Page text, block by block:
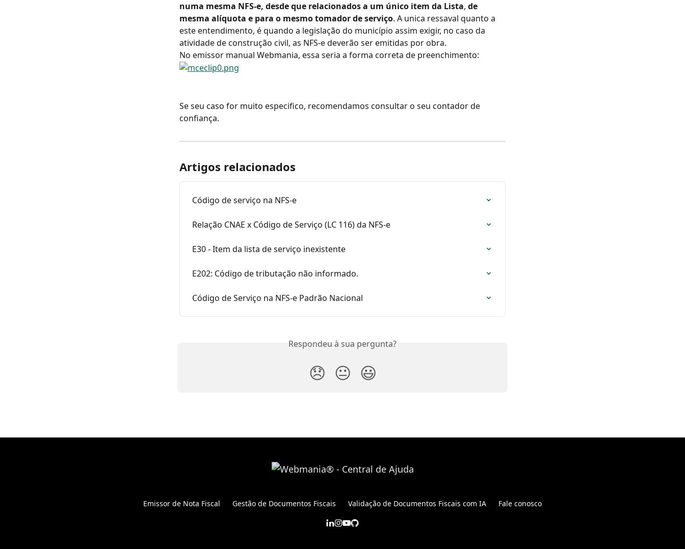
numa mesma NFS-e, desde que relacionados a um único item da Lista, de
mesma alíquota e para o mesmo tomador de serviço. A unica ressaval quanto a
este entendimento, é quando a legislação do município assim exigir, no caso da
atividade de construção civil, as NFS-e deverão ser emitidas por obra.
No emissor manual Webmania, essa seria a forma correta de preenchimento:
Se seu caso for muito especifico, recomendamos consultar o seu contador de
confiança.
Artigos relacionados
Código de serviço na NFS-e
Relação CNAE x Código de Serviço (LC 116) da NFS-e
E30 - Item da lista de serviço inexistente
E202: Código de tributação não informado.
Código de Serviço na NFS-e Padrão Nacional
Respondeu à sua pergunta?
😞 😐 😃
Emissor de Nota Fiscal Gestão de Documentos Fiscais Validação de Documentos Fiscais com IA Fale conosco